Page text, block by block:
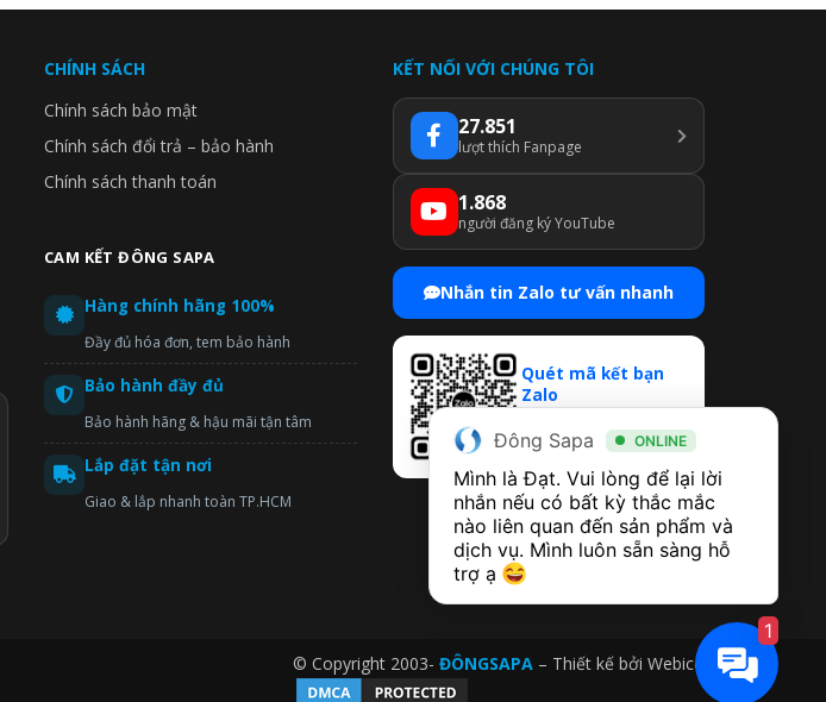
CHÍNH SÁCH
Chính sách bảo mật
Chính sách đổi trả – bảo hành
Chính sách thanh toán
CAM KẾT ĐÔNG SAPA
Hàng chính hãng 100%
Đầy đủ hóa đơn, tem bảo hành
Bảo hành đầy đủ
Bảo hành hãng & hậu mãi tận tâm
Lắp đặt tận nơi
Giao & lắp nhanh toàn TP.HCM
KẾT NỐI VỚI CHÚNG TÔI
27.851
lượt thích Fanpage
1.868
người đăng ký YouTube
Nhắn tin Zalo tư vấn nhanh
Quét mã kết bạn
Zalo
chat & nhận ưu đãi
© Copyright 2003- ĐÔNGSAPA – Thiết kế bởi Webico
Đông Sapa ONLINE
Mình là Đạt. Vui lòng để lại lời
nhắn nếu có bất kỳ thắc mắc
nào liên quan đến sản phẩm và
dịch vụ. Mình luôn sẵn sàng hỗ
trợ ạ
1